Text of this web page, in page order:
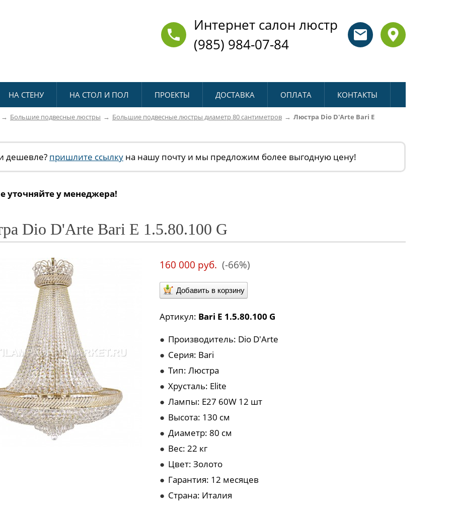
Интернет салон люстр
(985) 984-07-84
НА СТЕНУ НА СТОЛ И ПОЛ ПРОЕКТЫ ДОСТАВКА ОПЛАТА КОНТАКТЫ
Большие подвесные люстры Большие подвесные люстры диаметр 80 сантиметров Люстра Dio D'Arte Bari E
дешевле? пришлите ссылку на нашу почту и мы предложим более выгодную цену!
уточняйте у менеджера!
Dio D'Arte Bari E 1.5.80.100 G
160 000 руб. (-66%)
Добавить в корзину
Артикул: Bari E 1.5.80.100 G
● Производитель: Dio D'Arte
● Серия: Bari
● Тип: Люстра
● Хрусталь: Elite
● Лампы: E27 60W 12 шт
● Высота: 130 см
● Диаметр: 80 см
● Вес: 22 кг
● Цвет: Золото
● Гарантия: 12 месяцев
● Страна: Италия